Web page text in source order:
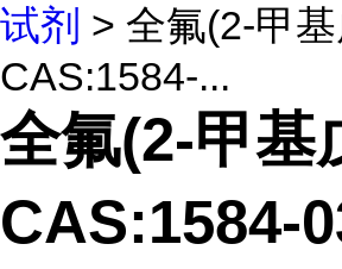
试剂 > 全氟(2-甲
CAS:1584-...
全氟(2-甲基
CAS:1584-